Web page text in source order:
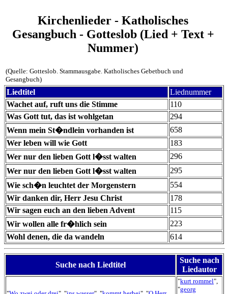
Kirchenlieder - Katholisches
Gesangbuch - Gotteslob (Lied + Text +
Nummer)
(Quelle: Gotteslob. Stammausgabe. Katholisches Gebetbuch und
Gesangbuch)
Liedtitel
Liednummer
Wachet auf, ruft uns die Stimme
110
Was Gott tut, das ist wohlgetan
294
Wenn mein St�ndlein vorhanden ist
658
Wer leben will wie Gott
183
Wer nur den lieben Gott l�sst walten
296
Wer nur den lieben Gott l�sst walten
295
Wie sch�n leuchtet der Morgenstern
554
Wir danken dir, Herr Jesu Christ
178
Wir sagen euch an den lieben Advent
115
Wir wollen alle fr�hlich sein
223
Wohl denen, die da wandeln
614
Suche nach Liedtitel
Suche nach
Liedautor
"kurt rommel",
"georg